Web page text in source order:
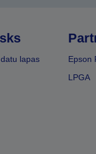
lapas
Epson
LPGA